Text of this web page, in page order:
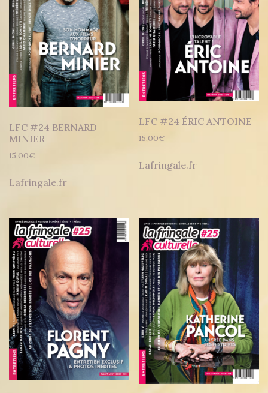
LFC #24 BERNARD
MINIER
15,00€
Lafringale.fr
LFC #24 ÉRIC ANTOINE
15,00€
Lafringale.fr